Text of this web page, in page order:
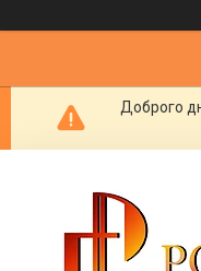
Доброго